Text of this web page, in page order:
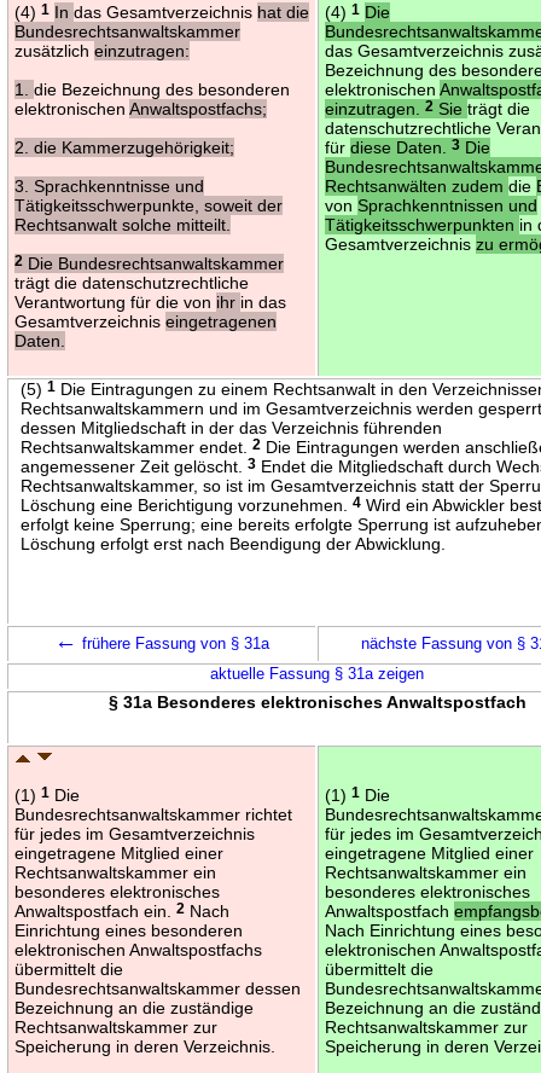
(4)1 Indas Gesamtverzeichnis hat die
Bundesrechtsanwaltskammer
zusätzlicheinzutragen:
1.die Bezeichnung des besonderen
elektronischenAnwaltspostfachs;
2. die Kammerzugehörigkeit;
3. Sprachkenntnisse und
Tätigkeitsschwerpunkte, soweit der
Rechtsanwalt solche mitteilt.
2 Die Bundesrechtsanwaltskammer
trägt die datenschutzrechtliche
Verantwortung für die von ihr in das
Gesamtverzeichniseingetragenen
Daten.
(4)1 Die
das Gesamtverzeichnis
Bezeichnung des
elektronischen
einzutragen.2 Sieträgt die
datenschutzrechtliche
fürdiese Daten.3 Die
Rechtsanwälten zudemdie
vonSprachkenntnissen und
Tätigkeitsschwerpunkten in
Gesamtverzeichniszu
(5)1 Die Eintragungen zu einem Rechtsanwalt in den
Rechtsanwaltskammern und im Gesamtverzeichnis werden
dessen Mitgliedschaft in der das Verzeichnis führenden
Rechtsanwaltskammer endet.2 Die Eintragungen werden
angemessener Zeit gelöscht.3 Endet die Mitgliedschaft durch
Rechtsanwaltskammer, so ist im Gesamtverzeichnis statt der
Löschung eine Berichtigung vorzunehmen.4 Wird ein Abwickler
erfolgt keine Sperrung; eine bereits erfolgte Sperrung ist
Löschung erfolgt erst nach Beendigung der Abwicklung.
← frühere Fassung von § 31a
nächste Fassung von §
aktuelle Fassung § 31a zeigen
§ 31a Besonderes elektronisches Anwaltspostfach
(1)1 Die
Bundesrechtsanwaltskammer richtet
für jedes im Gesamtverzeichnis
eingetragene Mitglied einer
Rechtsanwaltskammer ein
besonderes elektronisches
Anwaltspostfach ein.2 Nach
Einrichtung eines besonderen
elektronischen Anwaltspostfachs
übermittelt die
Bundesrechtsanwaltskammer dessen
Bezeichnung an die zuständige
Rechtsanwaltskammer zur
Speicherung in deren Verzeichnis.
(1)1 Die
für jedes im
eingetragene Mitglied einer
Rechtsanwaltskammer ein
besonderes elektronisches
Anwaltspostfach
Nach Einrichtung eines
elektronischen
übermittelt die
Bezeichnung an die
Rechtsanwaltskammer zur
Speicherung in deren